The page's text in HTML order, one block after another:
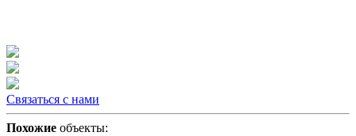
Связаться с нами
Похожие объекты: